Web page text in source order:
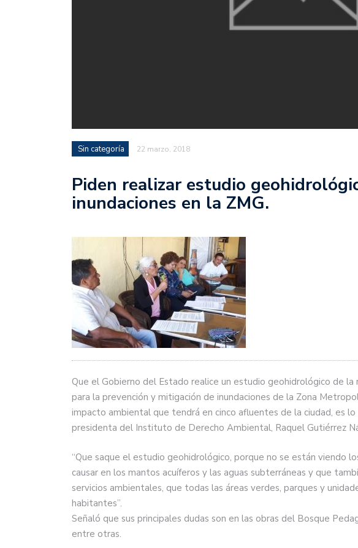
Sin categoría 22 marzo, 2018
Piden realizar estudio
inundaciones en la ZMG.
Que el Gobierno del Estado realice un estudio geohidrológico de
para la prevención y mitigación de inundaciones de la Zona
impacto ambiental que tendrá en cinco afluentes de la ciudad, es
presidenta del Instituto de Derecho Ambiental, Raquel Gutiérrez
“Que saque el estudio geohidrológico, porque no se están viendo
causar en los mantos acuíferos y las aguas subterráneas y que
servicios ambientales, que todas las áreas verdes, parques y
habitantes”.
Señaló que sus principales dudas son en las obras del Bosque
entre otras.